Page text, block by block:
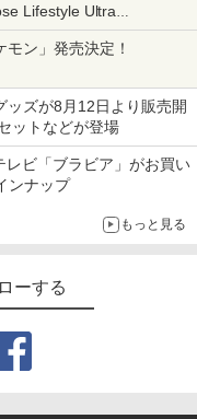
Lifestyle Ultra
ン」発売決定！
ッズが8月12日より販売開
ットなどが登場
レビ「ブラビア」がお買い
ンナップ
もっと見る
ーする